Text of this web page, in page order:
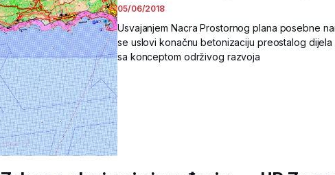
05/06/2018
Usvajanjem Nacra Prostornog plana posebne
se uslovi konačnu betonizaciju preostalog
sa konceptom održivog razvoja